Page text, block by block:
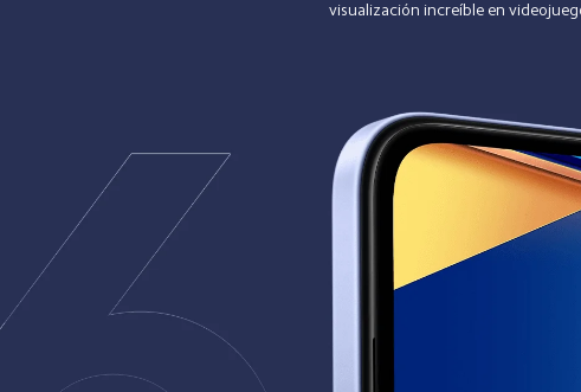
visualización increíble en